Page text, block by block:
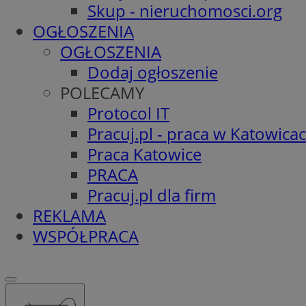
Skup - nieruchomosci.org
OGŁOSZENIA
OGŁOSZENIA
Dodaj ogłoszenie
POLECAMY
Protocol IT
Pracuj.pl - praca w
Praca Katowice
PRACA
Pracuj.pl dla firm
REKLAMA
WSPÓŁPRACA